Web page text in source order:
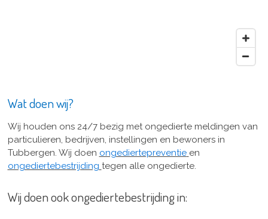
Wat doen wij?
Wij houden ons 24/7 bezig met ongedierte meldingen van
particulieren, bedrijven, instellingen en bewoners in
Tubbergen. Wij doen ongediertepreventie en
ongediertebestrijding tegen alle ongedierte.
Wij doen ook ongediertebestrijding in: